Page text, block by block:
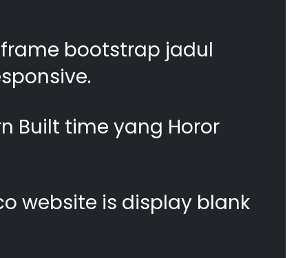
bootstrap jadul
Built time yang Horor
website is display blank